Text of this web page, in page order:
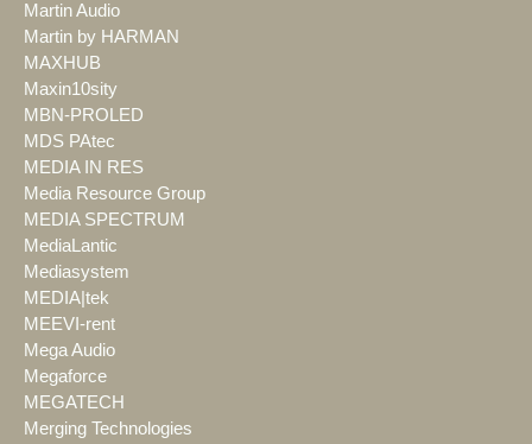
Martin Audio
Martin by HARMAN
MAXHUB
Maxin10sity
MBN-PROLED
MDS PAtec
MEDIA IN RES
Media Resource Group
MEDIA SPECTRUM
MediaLantic
Mediasystem
MEDIA|tek
MEEVI-rent
Mega Audio
Megaforce
MEGATECH
Merging Technologies